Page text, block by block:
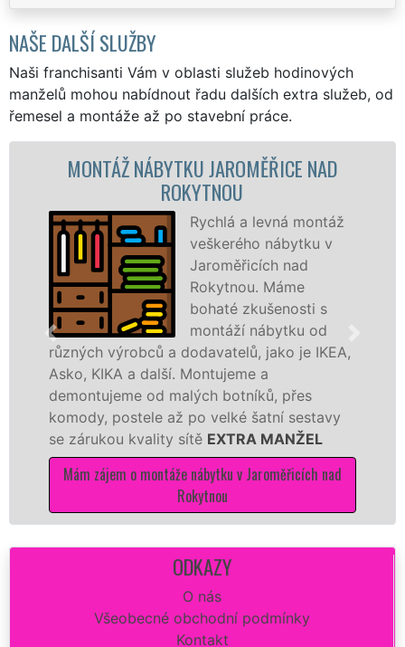
NAŠE DALŠÍ SLUŽBY
Naši franchisanti Vám v oblasti služeb hodinových
manželů mohou nabídnout řadu dalších extra služeb, od
řemesel a montáže až po stavební práce.
NÁBYTKU JAROMĚŘICE NAD
Rychlá a levná montáž
veškerého nábytku v
Jaroměřicích nad
Rokytnou. Máme
bohaté zkušenosti s
montáží nábytku od
výrobců a dodavatelů, jako je IKEA,
a další. Montujeme a
od malých botníků, přes
postele až po velké šatní sestavy
kvality sítěEXTRA MANŽEL
zájem o montáže nábytku v Jaroměřicích nad
všech
ODKAZY
O nás
Všeobecné obchodní podmínky
Kontakt